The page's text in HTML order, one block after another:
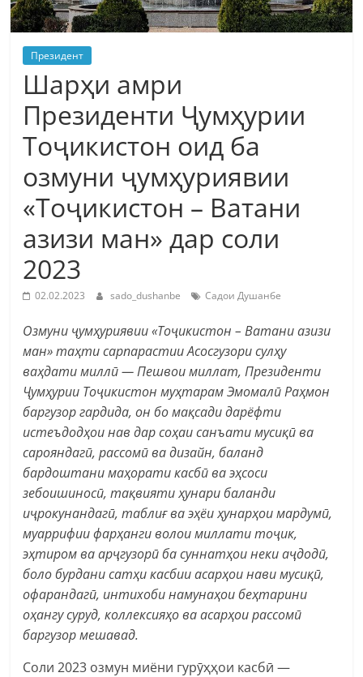
Президент
Шарҳи амри
Президенти Ҷумҳурии
Тоҷикистон оид ба
озмуни ҷумҳуриявии
«Тоҷикистон – Ватани
азизи ман» дар соли
2023
02.02.2023 sado_dushanbe Садои Душанбе
Озмуни ҷумҳуриявии «Тоҷикистон – Ватани азизи
ман» таҳти cарпарастии Асосгузори сулҳу
ваҳдати миллӣ — Пешвои миллат, Президенти
Ҷумҳурии Тоҷикистон муҳтарам Эмомалӣ Раҳмон
баргузор гардида, он бо мақсади дарёфти
истеъдодҳои нав дар соҳаи санъати мусиқӣ ва
сарояндагӣ, рассомӣ ва дизайн, баланд
бардоштани маҳорати касбӣ ва эҳсоси
зебоишиносӣ, тақвияти ҳунари баланди
иҷрокунандагӣ, таблиғ ва эҳёи ҳунарҳои мардумӣ,
муаррифии фарҳанги волои миллати тоҷик,
эҳтиром ва арҷгузорӣ ба суннатҳои неки аҷдодӣ,
боло бурдани сатҳи касбии асарҳои нави мусиқӣ,
офарандагӣ, интихоби намунаҳои беҳтарини
оҳангу суруд, коллексияҳо ва асарҳои рассомӣ
баргузор мешавад.
Соли 2023 озмун миёни гурӯҳҳои касбӣ —